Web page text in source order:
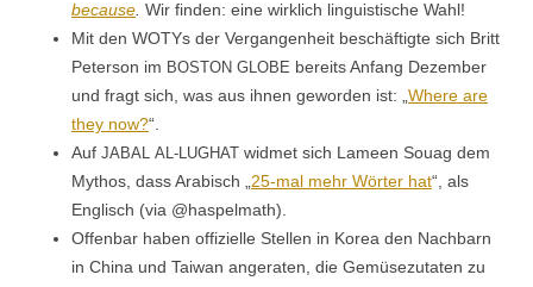
because Wir find­en: eine wirk­lich lin­guis­tis­che Wahl!
Mit den WOTYs der Ver­gan­gen­heit beschäftigte sich Britt
Peter­son im BOSTON GLOBE bere­its Anfang Dezem­ber
und fragt sich, was aus ihnen gewor­den ist: „ Where are
they now?“.
Auf JABAL AL-LUGHAT wid­met sich Lameen Souag dem
Mythos, dass Ara­bisch „ 25-mal mehr Wörter hat“, als
Englisch (via @haspelmath).
Offen­bar haben offizielle Stellen in Korea den Nach­barn
in Chi­na und Tai­wan anger­at­en, die Gemüsezu­tat­en zu